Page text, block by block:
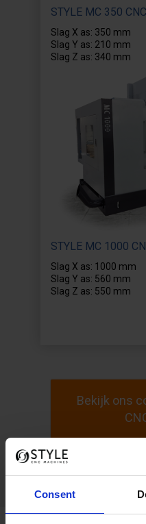
Consent
STYLE MC 350
Slag X as: 350 mm
Slag Y as: 210 mm
Slag Z as: 340 mm
STYLE MC 1000
Slag X as: 1000 mm
Slag Y as: 560 mm
Slag Z as: 550 mm
Bekijk ons